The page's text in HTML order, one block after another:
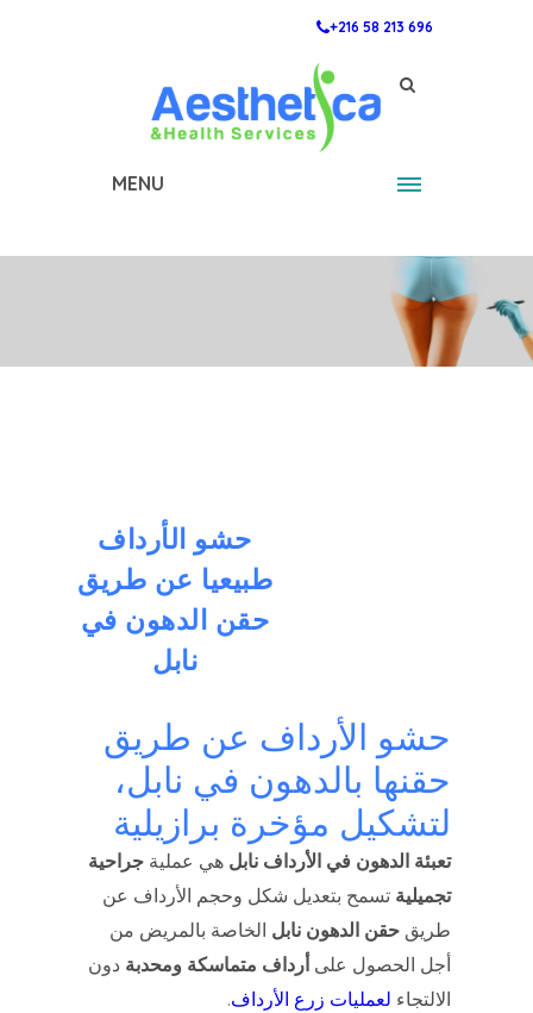
+216 58 213 696
MENU
حشو الأرداف
طبيعيا عن طريق
حقن الدهون في
نابل
حشو الأرداف عن طريق
حقنها بالدهون في نابل،
لتشكيل مؤخرة برازيلية
تعبئة الدهون في الأرداف نابل هي عملية جراحية
تجميلية تسمح بتعديل شكل وحجم الأرداف عن
طريق حقن الدهون نابل الخاصة بالمريض من
أجل الحصول على أرداف متماسكة ومحدبة دون
الالتجاء لعمليات زرع الأرداف.